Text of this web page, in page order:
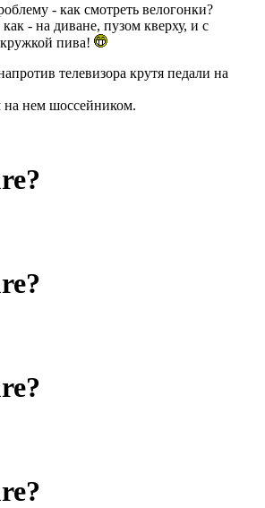
- как смотреть велогонки?
- на диване, пузом кверху, и с
пива!
телевизора крутя педали на
на нем шоссейником.